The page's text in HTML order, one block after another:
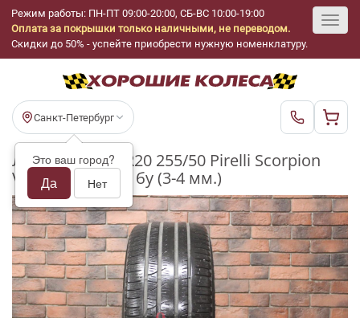
Режим работы: ПН-ПТ 09:00-20:00, СБ-ВС 10:00-19:00
Оплата за покрышки только наличными, не переводом.
Скидки до 50% - успейте приобрести нужную номенклатуру.
Санкт-Петербург
Это ваш город?
Да Нет
Летние шины R20 255/50 Pirelli Scorpion
Verde AllSeason бу (3-4 мм.)